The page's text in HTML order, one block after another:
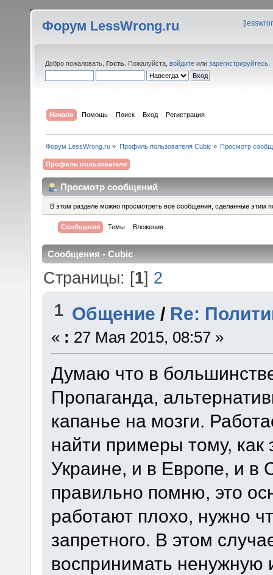
Форум LessWrong.ru [
Добро пожаловать, Гость . Пожалуйста, войдите или зарегистрируйтесь
Начало Помощь Поиск Вход Регистрация
Форум LessWrong.ru » Профиль пользователя Cubic » Просмотр
Профиль пользователя
Просмотр сообщений
В этом разделе можно просмотреть все сообщения, сделанные этим
Сообщения Темы Вложения
Сообщения - Cubic
Страницы: [1] 2
1 Общение / Re:
« : 27 Мая 2015, 08:57 »
Думаю что в
Пропаганда,
капанье на мозги.
найти примеры тому, как
Украине, и в Европе, и в
правильно помню, это
работают плохо, нужно
запретного. В этом
воспринимать